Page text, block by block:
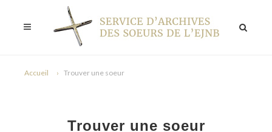
Accueil Trouver une soeur
Trouver une soeur